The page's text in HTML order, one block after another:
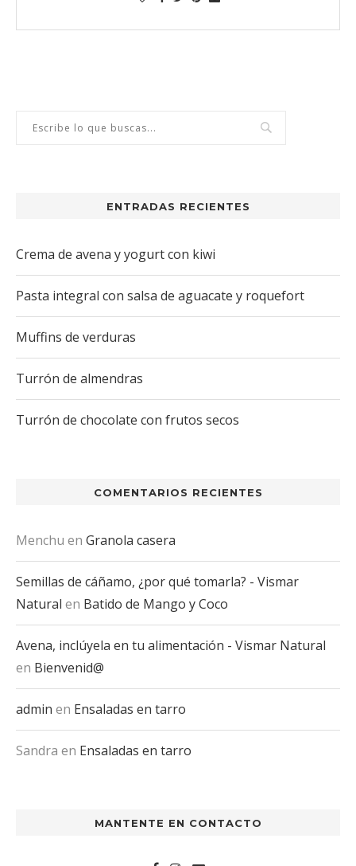
ENTRADAS RECIENTES
Crema de avena y yogurt con kiwi
Pasta integral con salsa de aguacate y roquefort
Muffins de verduras
Turrón de almendras
Turrón de chocolate con frutos secos
COMENTARIOS RECIENTES
Menchu en Granola casera
Semillas de cáñamo, ¿por qué tomarla? - Vismar
Natural en Batido de Mango y Coco
Avena, inclúyela en tu alimentación - Vismar Natural
en Bienvenid@
admin en Ensaladas en tarro
Sandra en Ensaladas en tarro
MANTENTE EN CONTACTO